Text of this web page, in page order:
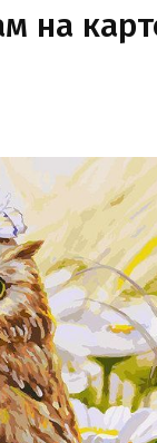
на